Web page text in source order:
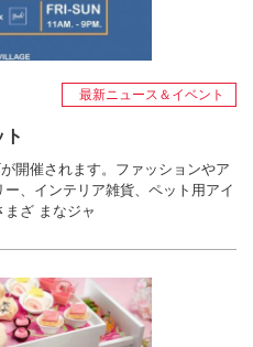
最新ニュース＆イベント
開催されます。ファッションやア
、インテリア雑貨、ペット用アイ
まざ まなジャ